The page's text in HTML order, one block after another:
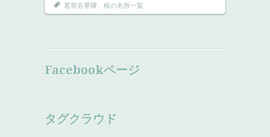
茗荷谷界隈、桜の名所一覧
Facebookページ
タグクラウド